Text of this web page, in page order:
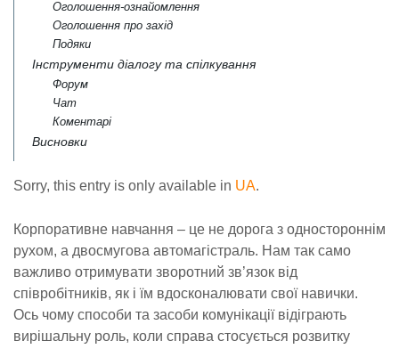
Оголошення-ознайомлення
Оголошення про захід
Подяки
Інструменти діалогу та спілкування
Форум
Чат
Коментарі
Висновки
Sorry, this entry is only available in UA.
Корпоративне навчання – це не дорога з одностороннім
рухом, а двосмугова автомагістраль. Нам так само
важливо отримувати зворотний зв’язок від
співробітників, як і їм вдосконалювати свої навички.
Ось чому способи та засоби комунікації відіграють
вирішальну роль, коли справа стосується розвитку